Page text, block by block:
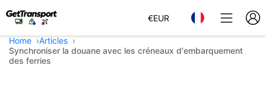
€EUR
Home
Articles
Synchroniser la douane avec les créneaux d'embarquement
des ferries